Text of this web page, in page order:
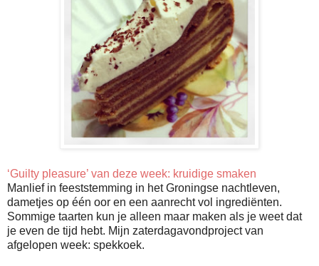
‘Guilty pleasure’ van deze week: kruidige smaken
Manlief in feeststemming in het Groningse nachtleven,
dametjes op één oor en een aanrecht vol ingrediënten.
Sommige taarten kun je alleen maar maken als je weet dat
je even de tijd hebt. Mijn zaterdagavondproject van
afgelopen week: spekkoek.